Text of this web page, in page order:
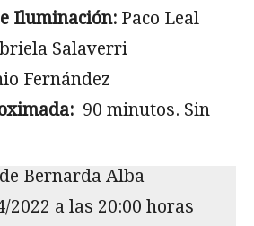
Iluminación: Paco Leal
Salaverri
Fernández
90 minutos. Sin
Bernarda Alba
2022 a las 20:00 horas